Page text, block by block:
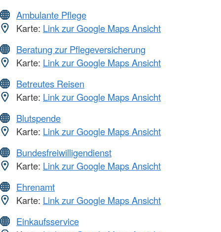
Ambulante Pflege
Karte: Link zur Google Maps Ansicht
Beratung zur Pflegeversicherung
Karte: Link zur Google Maps Ansicht
Betreutes Reisen
Karte: Link zur Google Maps Ansicht
Blutspende
Karte: Link zur Google Maps Ansicht
Bundesfreiwilligendienst
Karte: Link zur Google Maps Ansicht
Ehrenamt
Karte: Link zur Google Maps Ansicht
Einkaufsservice